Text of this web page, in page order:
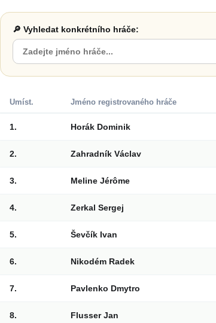
🔎 Vyhledat konkrétního hráče:
Umíst. Jméno registrovaného hráče
1. Horák Dominik
2. Zahradník Václav
3. Meline Jérôme
4. Zerkal Sergej
5. Ševčík Ivan
6. Nikodém Radek
7. Pavlenko Dmytro
8. Flusser Jan